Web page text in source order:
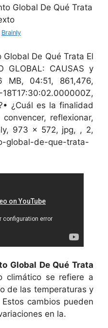
Brainly
Global De Qué Trata El
GLOBAL: CAUSAS y
MB, 04:51, 861,476,
¿Cuál es la finalidad
reflexionar,
973 x 572, jpg, , 2,
global-de-que-trata-
Global De Qué Trata
climático se refiere a
de las temperaturas y
cambios pueden
en la.